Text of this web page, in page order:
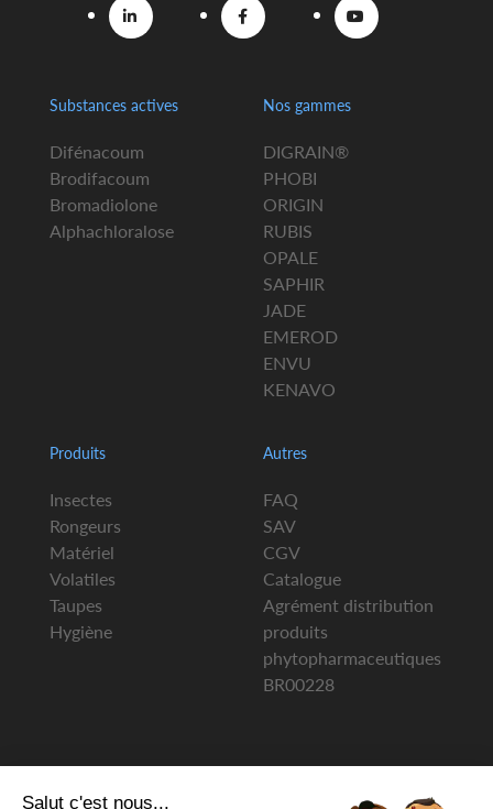
Substances actives
Difénacoum
Brodifacoum
Bromadiolone
Alphachloralose
Nos gammes
DIGRAIN®
PHOBI
ORIGIN
RUBIS
OPALE
SAPHIR
JADE
EMEROD
ENVU
KENAVO
Produits
Insectes
Rongeurs
Matériel
Volatiles
Taupes
Hygiène
Autres
FAQ
SAV
CGV
Catalogue
Agrément distribution
produits
phytopharmaceutiques
BR00228
Salut c'est nous...